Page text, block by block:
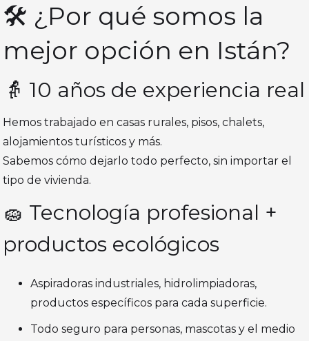
🛠️ ¿Por qué somos la
mejor opción en Istán?
👵 10 años de experiencia real
Hemos trabajado en casas rurales, pisos, chalets,
alojamientos turísticos y más.
Sabemos cómo dejarlo todo perfecto, sin importar el
tipo de vivienda.
🧽 Tecnología profesional +
productos ecológicos
Aspiradoras industriales, hidrolimpiadoras,
productos específicos para cada superficie.
Todo seguro para personas, mascotas y el medio